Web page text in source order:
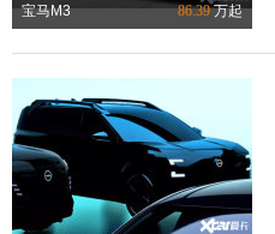
宝马M3 86.39万起